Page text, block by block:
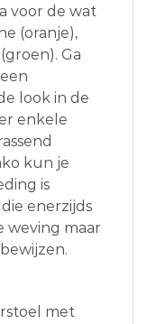
voor de wat
(oranje),
Ga
look in de
enkele
kun je
is
enerzijds
weving maar
met